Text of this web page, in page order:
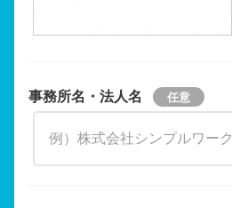
事務所名・法人名